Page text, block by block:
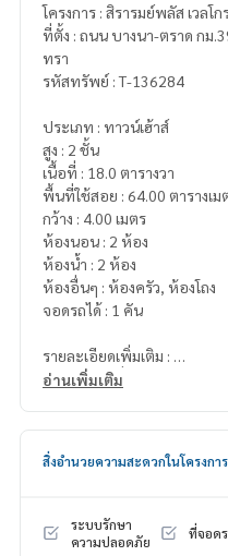
โครงการ : สิรารมย์พลัส เวลโ
ที่ตั้ง : ถนน บางนา-ตราด กม
ทรา
รหัสทรัพย์ : T-136284
ประเภท : ทาวน์เฮ้าส์
สูง : 2 ชั้น
เนื้อที่ : 18.0 ตารางวา
พื้นที่ใช้สอย : 64.00 ตารางเม
กว้าง : 4.00 เมตร
ห้องนอน : 2 ห้อง
ห้องน้ำ : 2 ห้อง
ห้องอื่นๆ : ห้องครัว, ห้องโถง
จอดรถได้ : 1 คัน
รายละเอียดเพิ่มเติม :
ของแถม : เครื่องปรับอากาศ
สถานที่ใกล้เคียง
-โฮมโปร
- ห้าง ดูโฮม
- ทางด่วนมอเตอร์เวย์ และบูรพ
อ่านเพิ่มเติม
สิ่งอำนวยความสะดวกในโครงการ
ระบบรักษา
ความปลอดภัย
ที่จอด